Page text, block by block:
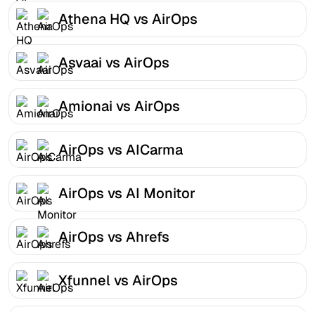
Athena HQ vs AirOps
Asvaai vs AirOps
Amionai vs AirOps
AirOps vs AICarma
AirOps vs AI Monitor
AirOps vs Ahrefs
Xfunnel vs AirOps